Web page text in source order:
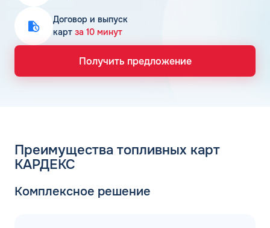
Договор и выпуск
карт за 10 минут
Получить предложение
Преимущества топливных карт
КАРДЕКС
Комплексное решение